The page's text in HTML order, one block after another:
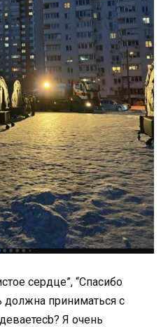
сердце”, “Спасибо
приниматься с
Я очень